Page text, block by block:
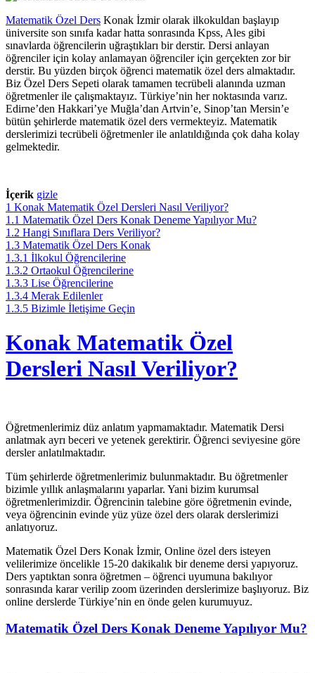
Matematik Özel Ders Konak İzmir olarak ilkokuldan başlayıp
üniversite son sınıfa kadar hatta sonrasında Kpss, Ales gibi
sınavlarda öğrencilerin uğraştıkları bir derstir. Dersi anlayan
öğrenciler için kolay anlamayan öğrenciler için gerçekten zor bir
derstir. Bu yüzden birçok öğrenci matematik özel ders almaktadır.
Biz Özel Ders Sepeti olarak tamamen tecrübeli alanında uzman
öğretmenler ile çalışmaktayız. Türkiye’nin her noktasında varız.
Edirne’den Hakkari’ye Muğla’dan Artvin’e, Sinop’tan Mersin’e
bütün şehirlerde matematik özel ders vermekteyiz. Matematik
derslerimizi tecrübeli öğretmenler ile anlatıldığında çok daha kolay
gelmektedir.
İçerik gizle
1 Konak Matematik Özel Dersleri Nasıl Veriliyor?
1.1 Matematik Özel Ders Konak Deneme Yapılıyor Mu?
1.2 Hangi Sınıflara Ders Veriliyor?
1.3 Matematik Özel Ders Konak
1.3.1 İlkokul Öğrencilerine
1.3.2 Ortaokul Öğrencilerine
1.3.3 Lise Öğrencilerine
1.3.4 Merak Edilenler
1.3.5 Bizimle İletişime Geçin
Konak Matematik Özel
Dersleri Nasıl Veriliyor?
Öğretmenlerimiz düz anlatım yapmamaktadır. Matematik Dersi
anlatmak ayrı beceri ve yetenek gerektirir. Öğrenci seviyesine göre
dersler anlatılmaktadır.
Tüm şehirlerde öğretmenlerimiz bulunmaktadır. Bu öğretmenler
bizimle yıllık anlaşmalarını yaparlar. Yani bizim kurumsal
öğretmenlerimizdir. Öğrencinin talebine göre öğretmenin evinde,
veya öğrencinin evinde yüz yüze özel ders olarak derslerimizi
anlatıyoruz.
Matematik Özel Ders Konak İzmir, Online özel ders isteyen
velilerimize öncelikle 15-20 dakikalık bir deneme dersi yapıyoruz.
Ders yaptıktan sonra öğretmen – öğrenci uyumuna bakılıyor
sonrasında karar verilip zoom üzerinden derslerimize başlıyoruz. Biz
online derslerde Türkiye’nin en önde gelen kurumuyuz.
Matematik Özel Ders Konak Deneme Yapılıyor Mu?